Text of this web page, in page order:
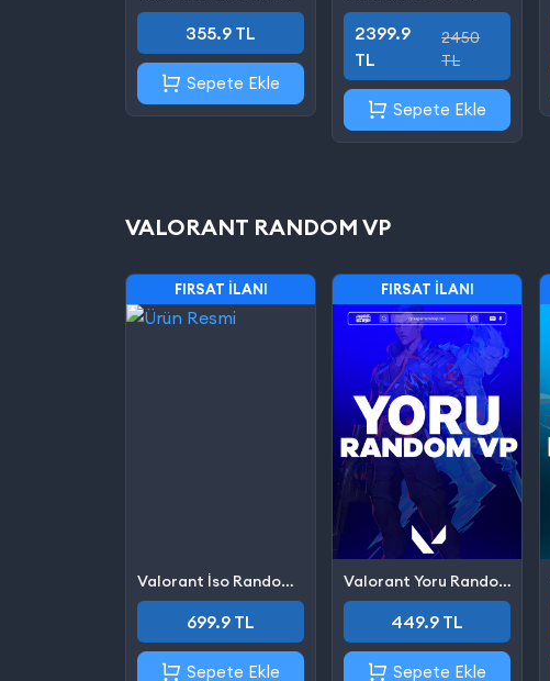
355.9 TL
Sepete Ekle
2399.9
TL
2450
TL
Sepete Ekle
VALORANT RANDOM VP
FIRSAT İLANI
Valorant İso Random VP
699.9 TL
Sepete Ekle
FIRSAT İLANI
Valorant Yoru Random VP
449.9 TL
Sepete Ekle